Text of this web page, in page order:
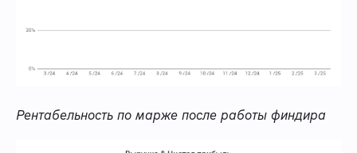
Рентабельность по марже после работы финдира